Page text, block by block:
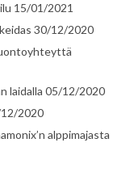
15/01/2021
30/12/2020
laidalla 05/12/2020
2020
alppimajasta